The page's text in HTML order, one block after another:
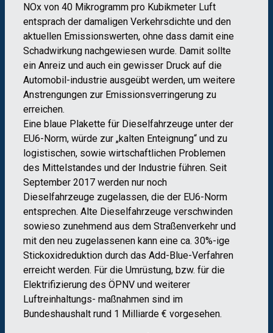
NOx von 40 Mikrogramm pro Kubikmeter Luft
entsprach der damaligen Verkehrsdichte und den
aktuellen Emissionswerten, ohne dass damit eine
Schadwirkung nachgewiesen wurde. Damit sollte
ein Anreiz und auch ein gewisser Druck auf die
Automobil-industrie ausgeübt werden, um weitere
Anstrengungen zur Emissionsverringerung zu
erreichen.
Eine blaue Plakette für Dieselfahrzeuge unter der
EU6-Norm, würde zur „kalten Enteignung“ und zu
logistischen, sowie wirtschaftlichen Problemen
des Mittelstandes und der Industrie führen. Seit
September 2017 werden nur noch
Dieselfahrzeuge zugelassen, die der EU6-Norm
entsprechen. Alte Dieselfahrzeuge verschwinden
sowieso zunehmend aus dem Straßenverkehr und
mit den neu zugelassenen kann eine ca. 30%-ige
Stickoxidreduktion durch das Add-Blue-Verfahren
erreicht werden. Für die Umrüstung, bzw. für die
Elektrifizierung des ÖPNV und weiterer
Luftreinhaltungs- maßnahmen sind im
Bundeshaushalt rund 1 Milliarde € vorgesehen.